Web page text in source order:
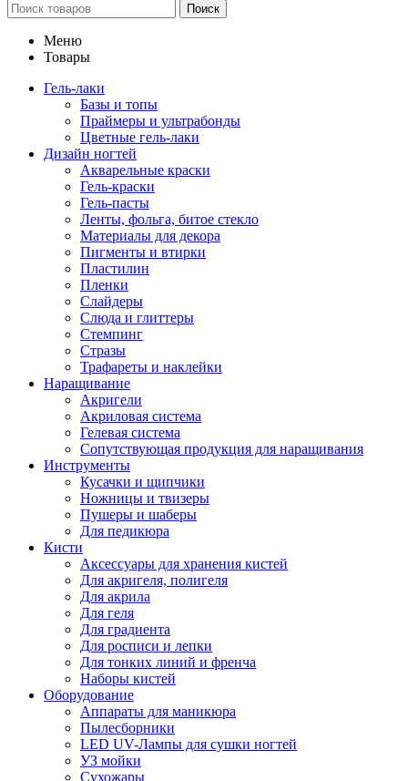
Поиск
Меню
Товары
Гель-лаки
Базы и топы
Праймеры и ультрабонды
Цветные гель-лаки
Дизайн ногтей
Акварельные краски
Гель-краски
Гель-пасты
Ленты, фольга, битое стекло
Материалы для декора
Пигменты и втирки
Пластилин
Пленки
Слайдеры
Слюда и глиттеры
Стемпинг
Стразы
Трафареты и наклейки
Наращивание
Акригели
Акриловая система
Гелевая система
Сопутствующая продукция для наращивания
Инструменты
Кусачки и щипчики
Ножницы и твизеры
Пушеры и шаберы
Для педикюра
Кисти
Аксессуары для хранения кистей
Для акригеля, полигеля
Для акрила
Для геля
Для градиента
Для росписи и лепки
Для тонких линий и френча
Наборы кистей
Оборудование
Аппараты для маникюра
Пылесборники
LED UV-Лампы для сушки ногтей
УЗ мойки
Сухожары